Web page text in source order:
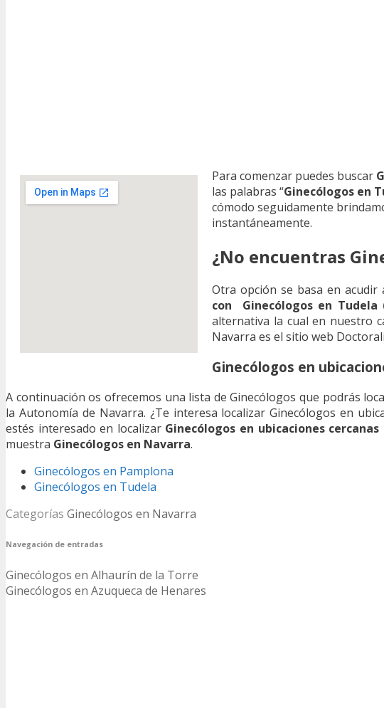
Para comenzar puedes buscar
las palabras “Ginecólogos en
cómodo seguidamente
instantáneamente.
¿No encuentras
Otra opción se basa en
con Ginecólogos en Tudela
alternativa la cual en nuestro
Navarra es el sitio web
Ginecólogos en
A continuación os ofrecemos una lista de Ginecólogos que podrás
la Autonomía de Navarra. ¿Te interesa localizar Ginecólogos en
estés interesado en localizar Ginecólogos en ubicaciones
muestra Ginecólogos en Navarra.
Ginecólogos en Pamplona
Ginecólogos en Tudela
Categorías Ginecólogos en Navarra
Navegación de entradas
Ginecólogos en Alhaurín de la Torre
Ginecólogos en Azuqueca de Henares